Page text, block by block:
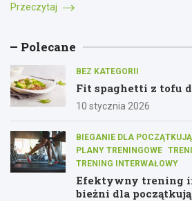
Przeczytaj
Polecane
BEZ KATEGORII
Fit spaghetti z tofu
10 stycznia 2026
BIEGANIE DLA
PLANY TRENINGOWE
TRENING INTERWAŁOWY
Efektywny trening
bieżni dla